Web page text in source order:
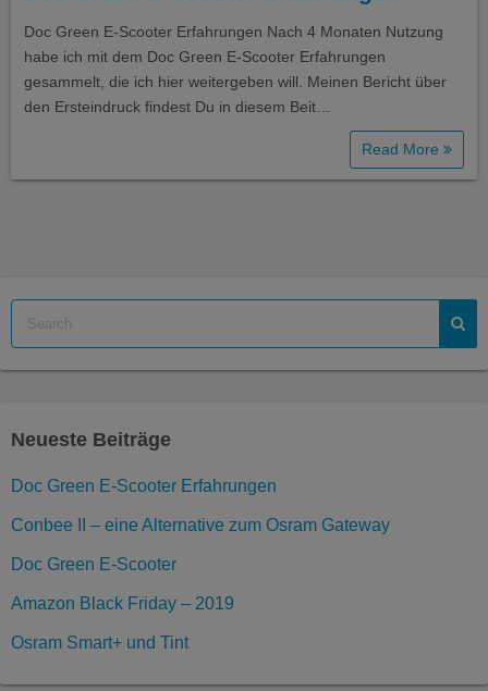
Doc Green E-Scooter Erfahrungen Nach 4 Monaten Nutzung
habe ich mit dem Doc Green E-Scooter Erfahrungen
gesammelt, die ich hier weitergeben will. Meinen Bericht über
den Ersteindruck findest Du in diesem Beit…
Read More
Neueste Beiträge
Doc Green E-Scooter Erfahrungen
Conbee II – eine Alternative zum Osram Gateway
Doc Green E-Scooter
Amazon Black Friday – 2019
Osram Smart+ und Tint